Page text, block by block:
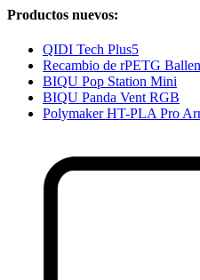
Productos nuevos:
QIDI Tech Plus5
Recambio de rPETG
BIQU Pop Station Mini
BIQU Panda Vent RGB
Polymaker HT-PLA Pro